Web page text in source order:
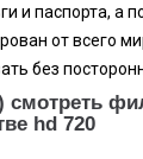
и паспорта, а
от всего
без
смотреть
hd 720